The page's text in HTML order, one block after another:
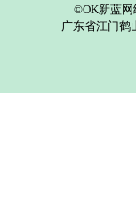
©OK新蓝网
广东省江门鹤